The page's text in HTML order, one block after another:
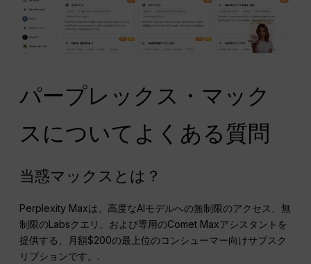
パープレックス・マック
スについてよくある質問
当惑マックスとは？
Perplexity Maxは、高度なAIモデルへの無制限のアクセス、無
制限のLabsクエリ、および専用のComet Maxアシスタントを
提供する、月額$200の最上位のコンシューマー向けサブスク
リプションです。.